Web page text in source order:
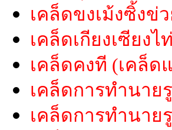
เคล็ดขงเม้งซิ้งข่
เคล็ดเกียงเซียง
เคล็ดคงที (เคล็ด
เคล็ดการทำนาย
เคล็ดการทำนาย